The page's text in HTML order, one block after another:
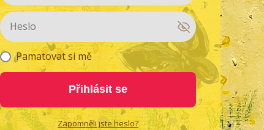
Pamatovat si mě
Přihlásit se
Zapomněli jste heslo?